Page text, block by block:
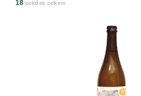
18 položek celkem